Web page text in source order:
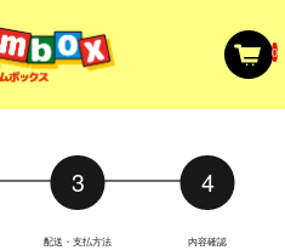
0
配送・支払方法 内容確認